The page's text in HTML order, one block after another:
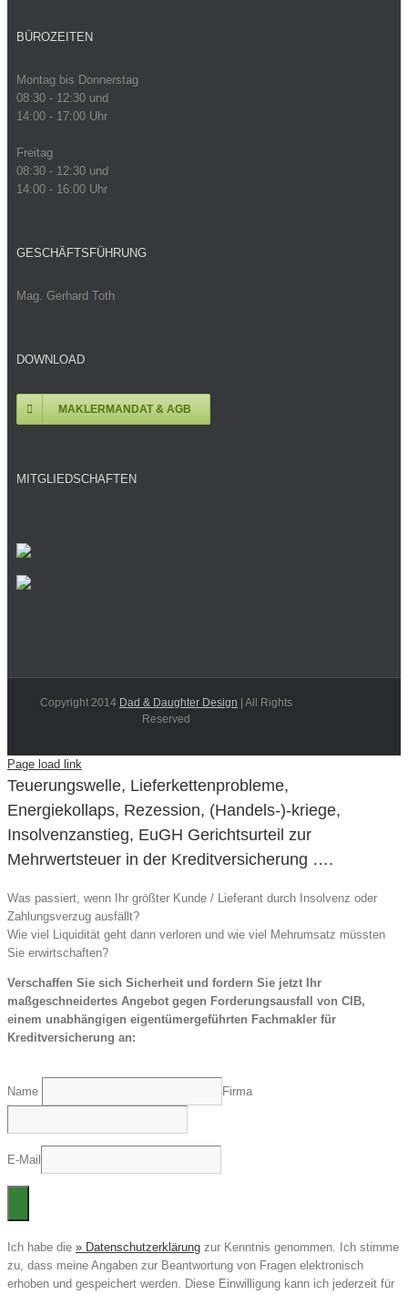
BÜROZEITEN
Montag bis Donnerstag
08:30 - 12:30 und
14:00 - 17:00 Uhr
Freitag
08:30 - 12:30 und
14:00 - 16:00 Uhr
GESCHÄFTSFÜHRUNG
Mag. Gerhard Toth
DOWNLOAD
MAKLERMANDAT & AGB
MITGLIEDSCHAFTEN
Copyright 2014 Dad & Daughter Design | All Rights
Reserved
Page load link
Teuerungswelle, Lieferkettenprobleme,
Energiekollaps, Rezession, (Handels-)-kriege,
Insolvenzanstieg, EuGH Gerichtsurteil zur
Mehrwertsteuer in der Kreditversicherung ….
Was passiert, wenn Ihr größter Kunde / Lieferant durch Insolvenz oder
Zahlungsverzug ausfällt?
Wie viel Liquidität geht dann verloren und wie viel Mehrumsatz müssten
Sie erwirtschaften?
Verschaffen Sie sich Sicherheit und fordern Sie jetzt Ihr
maßgeschneidertes Angebot gegen Forderungsausfall von CIB,
einem unabhängigen eigentümergeführten Fachmakler für
Kreditversicherung an:
Name Firma
E-Mail
Ich habe die » Datenschutzerklärung zur Kenntnis genommen. Ich stimme
zu, dass meine Angaben zur Beantwortung von Fragen elektronisch
erhoben und gespeichert werden. Diese Einwilligung kann ich jederzeit für